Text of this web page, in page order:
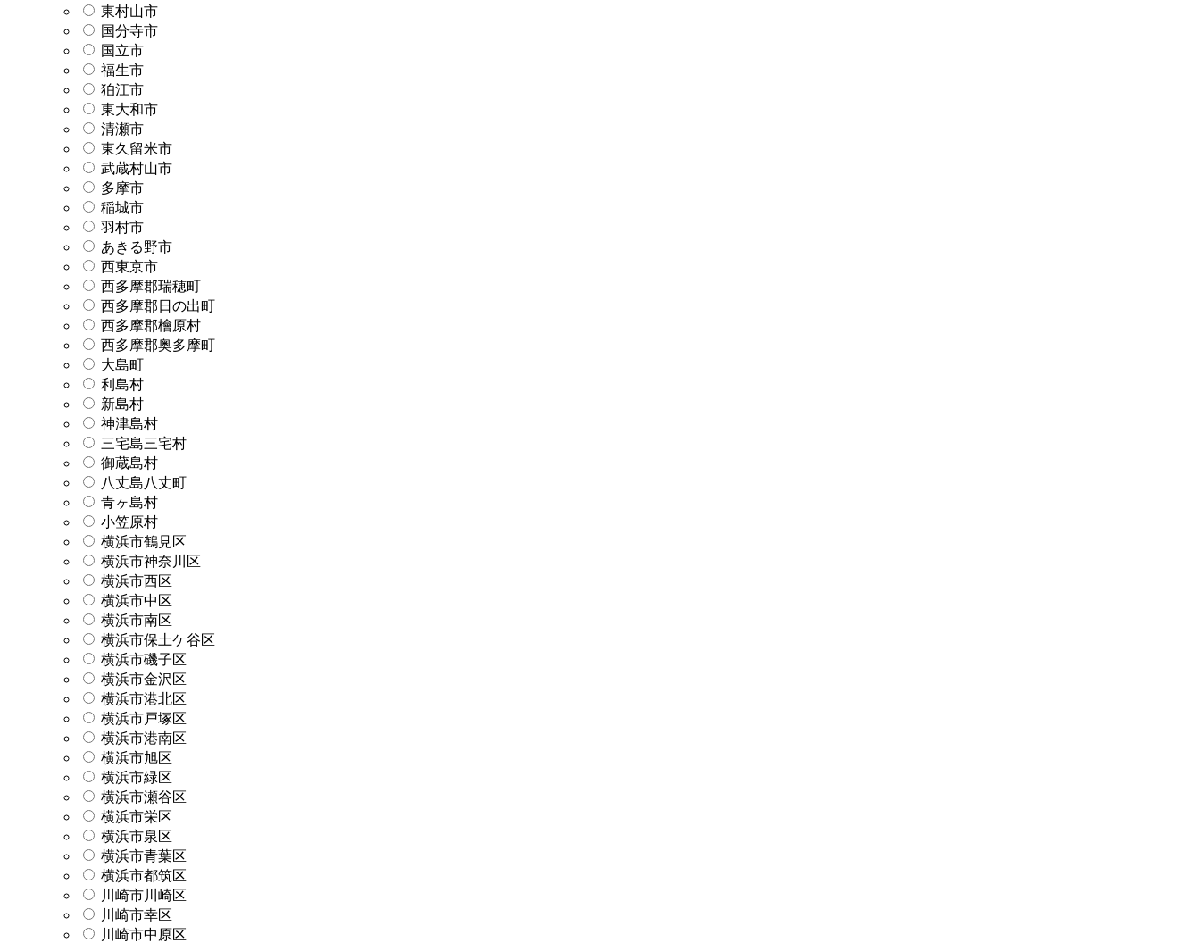
東村山市
国分寺市
国立市
福生市
狛江市
東大和市
清瀬市
東久留米市
武蔵村山市
多摩市
稲城市
羽村市
あきる野市
西東京市
西多摩郡瑞穂町
西多摩郡日の出町
西多摩郡檜原村
西多摩郡奥多摩町
大島町
利島村
新島村
神津島村
三宅島三宅村
御蔵島村
八丈島八丈町
青ヶ島村
小笠原村
横浜市鶴見区
横浜市神奈川区
横浜市西区
横浜市中区
横浜市南区
横浜市保土ケ谷区
横浜市磯子区
横浜市金沢区
横浜市港北区
横浜市戸塚区
横浜市港南区
横浜市旭区
横浜市緑区
横浜市瀬谷区
横浜市栄区
横浜市泉区
横浜市青葉区
横浜市都筑区
川崎市川崎区
川崎市幸区
川崎市中原区